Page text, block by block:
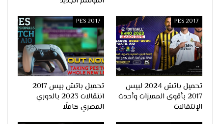
PES 2017
تحميل باتش 2024 لبيس
2017 بأقوى المميزات وأحدث
الإنتقالات
PES 2017
تحميل باتش بيس 2017
انتقالات 2023 بالدوري
المصري كاملًا